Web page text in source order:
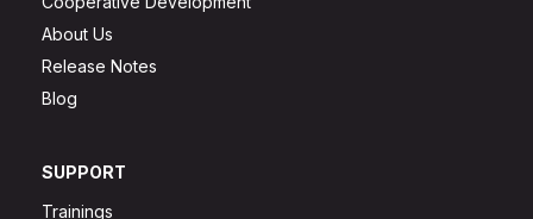
About Us
Release Notes
Blog
SUPPORT
Trainings